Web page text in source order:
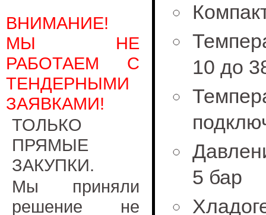
ВНИМАНИЕ!
МЫ НЕ
РАБОТАЕМ С
ТЕНДЕРНЫМИ
ЗАЯВКАМИ!
ТОЛЬКО
ПРЯМЫЕ
ЗАКУПКИ.
Мы приняли
решение не
10 до
5 бар